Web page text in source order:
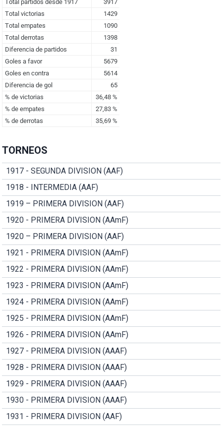
TORNEOS
1917 - SEGUNDA DIVISION (AAF)
1918 - INTERMEDIA (AAF)
1919 – PRIMERA DIVISION (AAF)
1920 - PRIMERA DIVISION (AAmF)
1920 – PRIMERA DIVISION (AAF)
1921 - PRIMERA DIVISION (AAmF)
1922 - PRIMERA DIVISION (AAmF)
1923 - PRIMERA DIVISION (AAmF)
1924 - PRIMERA DIVISION (AAmF)
1925 - PRIMERA DIVISION (AAmF)
1926 - PRIMERA DIVISION (AAmF)
1927 - PRIMERA DIVISION (AAAF)
1928 - PRIMERA DIVISION (AAAF)
1929 - PRIMERA DIVISION (AAAF)
1930 - PRIMERA DIVISION (AAAF)
1931 - PRIMERA DIVISION (AAF)